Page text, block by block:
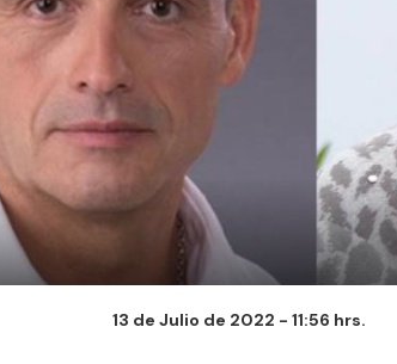
13 de Julio de 2022 - 11:56 hrs.